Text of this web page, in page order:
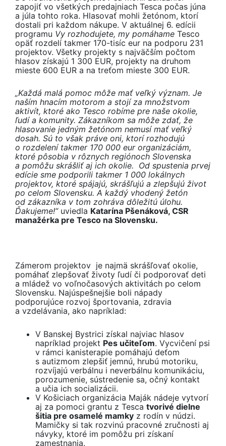
zapojiť vo všetkých predajniach Tesca počas júna
a júla tohto roka. Hlasovať mohli žetónom, ktorí
dostali pri každom nákupe. V aktuálnej 6. edícii
programu Vy rozhodujete, my pomáhame Tesco
opäť rozdelí takmer 170-tisíc eur na podporu 231
projektov. Všetky projekty s najväčším počtom
hlasov získajú 1 300 EUR, projekty na druhom
mieste 600 EUR a na treťom mieste 300 EUR.
„Každá malá pomoc môže mať veľký význam. Je
naším hnacím motorom a stojí za množstvom
aktivít, ktoré ako Tesco robíme pre naše okolie,
ľudí a komunity. Zákazníkom sa môže zdať, že
hlasovanie jedným žetónom nemusí mať veľký
dosah. Sú to však práve oni, ktorí rozhodujú
o rozdelení takmer 170 000 eur organizáciám,
ktoré pôsobia v rôznych regiónoch Slovenska
a pomôžu skrášliť aj ich okolie. Od spustenia prvej
edície sme podporili takmer 1 000 lokálnych
projektov, ktoré spájajú, skrášľujú a zlepšujú život
po celom Slovensku. A každý vhodený žetón
od zákazníka v tom zohráva dôležitú úlohu.
Ďakujeme!“uviedla Katarína Pšenáková, CSR
manažérka pre Tesco na Slovensku.
Zámerom projektov je najmä skrášľovať okolie,
pomáhať zlepšovať životy ľudí či podporovať deti
a mládež vo voľnočasových aktivitách po celom
Slovensku. Najúspešnejšie boli nápady
podporujúce rozvoj športovania, zdravia
a vzdelávania, ako napríklad:
V Banskej Bystrici získal najviac hlasov
napríklad projekt Pes učiteľom. Vycvičení psi
v rámci kanisterapie pomáhajú deťom
s autizmom zlepšiť jemnú, hrubú motoriku,
rozvíjajú verbálnu i neverbálnu komunikáciu,
porozumenie, sústredenie sa, očný kontakt
a učia ich socializácii.
V Košiciach organizácia Maják nádeje vytvorí
aj za pomoci grantu z Tesca tvorivé dielne
šitia pre osamelé mamky z rodín v núdzi.
Mamičky si tak rozvinú pracovné zručnosti aj
návyky, ktoré im pomôžu pri získaní
zamestnania.